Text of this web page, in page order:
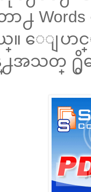
႕ Words
ယ္။ ေျပ
အသတ္ ႐ွိေ